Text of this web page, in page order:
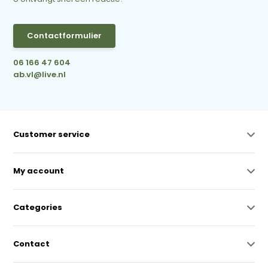
Contactformulier
06 166 47 604
ab.vl@live.nl
Customer service
My account
Categories
Contact